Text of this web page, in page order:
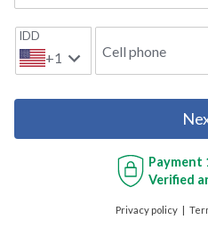
IDD
+1 Cell phone
Payment
Verified
Privacy policy